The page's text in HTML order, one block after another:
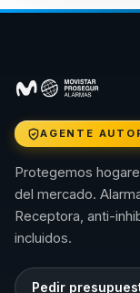
AGENTE
Protegemos
del mercado.
Receptora, anti-
incluidos.
Pedir